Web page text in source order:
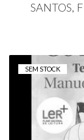
SANTOS,
SEM STOCK